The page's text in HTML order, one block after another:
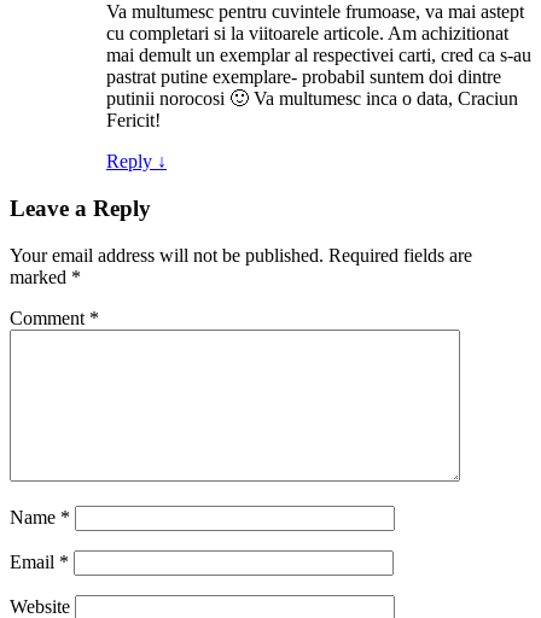
Va multumesc pentru cuvintele frumoase, va mai astept
cu completari si la viitoarele articole. Am achizitionat
mai demult un exemplar al respectivei carti, cred ca s-au
pastrat putine exemplare- probabil suntem doi dintre
putinii norocosi 🙂 Va multumesc inca o data, Craciun
Fericit!
Reply ↓
Leave a Reply
Your email address will not be published. Required fields are
marked *
Comment *
Name *
Email *
Website